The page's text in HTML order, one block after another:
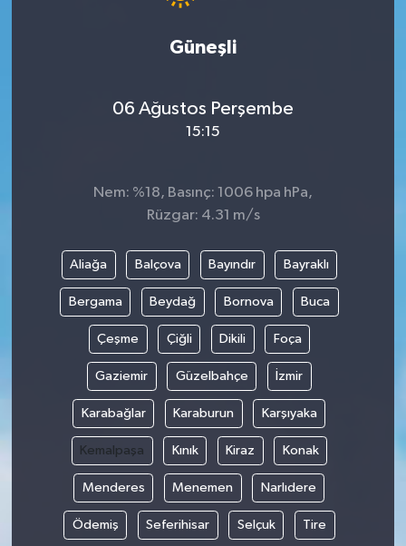
Güneşli
06 Ağustos Perşembe
15:15
Nem: %18, Basınç: 1006 hpa hPa,
Rüzgar: 4.31 m/s
Aliağa Balçova Bayındır Bayraklı
Bergama Beydağ Bornova Buca
Çeşme Çiğli Dikili Foça
Gaziemir Güzelbahçe İzmir
Karabağlar Karaburun Karşıyaka
Kemalpaşa Kınık Kiraz Konak
Menderes Menemen Narlıdere
Ödemiş Seferihisar Selçuk Tire